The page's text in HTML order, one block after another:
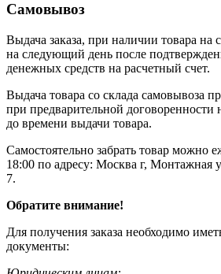
Самовывоз
Выдача заказа, при наличии товара на
на следующий день после
денежных средств на расчетный счет.
Выдача товара со склада самовывоза
при предварительной договоренности
до времени выдачи товара.
Самостоятельно забрать товар можно
18:00 по адресу: Москва г, Монтажная
7.
Обратите внимание!
Для получения заказа необходимо
документы: